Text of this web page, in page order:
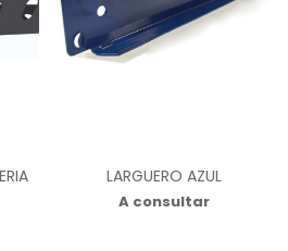
LARGUERO AZUL
A consultar